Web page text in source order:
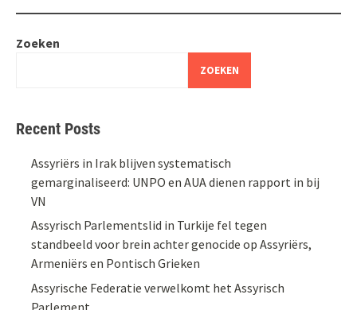
Zoeken
ZOEKEN
Recent Posts
Assyriërs in Irak blijven systematisch
gemarginaliseerd: UNPO en AUA dienen rapport in bij
VN
Assyrisch Parlementslid in Turkije fel tegen
standbeeld voor brein achter genocide op Assyriërs,
Armeniërs en Pontisch Grieken
Assyrische Federatie verwelkomt het Assyrisch
Parlement